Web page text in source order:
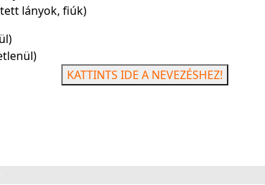
lányok, fiúk)
KATTINTS IDE A NEVEZÉSHEZ!